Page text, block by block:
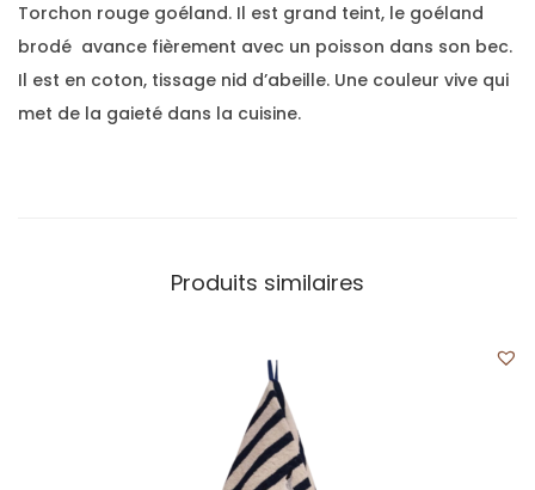
Torchon rouge goéland. Il est grand teint, le goéland
brodé avance fièrement avec un poisson dans son bec.
Il est en coton, tissage nid d’abeille. Une couleur vive qui
met de la gaieté dans la cuisine.
Produits similaires